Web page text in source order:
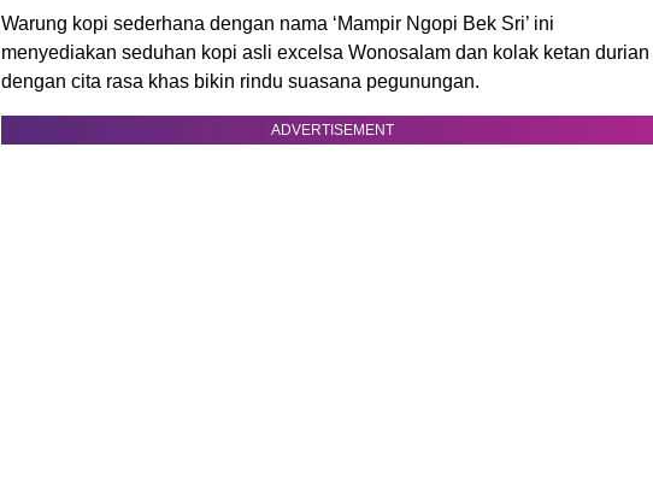
Warung kopi sederhana dengan nama ‘Mampir Ngopi Bek Sri’ ini
menyediakan seduhan kopi asli excelsa Wonosalam dan kolak ketan durian
dengan cita rasa khas bikin rindu suasana pegunungan.
ADVERTISEMENT